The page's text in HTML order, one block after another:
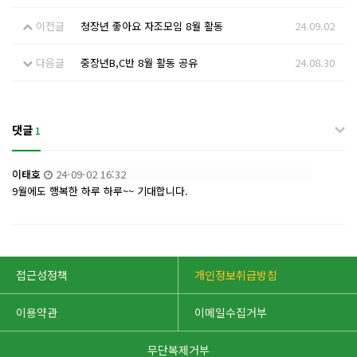
이전글 청장년 좋아요 자조모임 8월 활동 24.09.02
다음글 중장년B,C반 8월 활동 공유 24.08.30
댓글 1
이태호
24-09-02 16:32
9월에도 행복한 하루 하루~~ 기대합니다.
접근성정책 개인정보취급방침
이용약관 이메일수집거부
무단복제거부